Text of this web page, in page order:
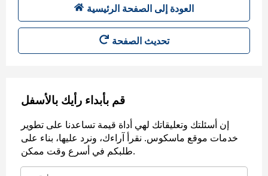
العودة إلى الصفحة الرئيسية
تحديث الصفحة
قم بأبداء رأيك بالأسفل
إن أسئلتك وتعليقاتك لهي أداة قيمة تساعدنا على تطوير
خدمات موقع ماسكوس. نقرأ آراءك، ونرد عليها، بناء على
طلبكم في أسرع وقت ممكن.